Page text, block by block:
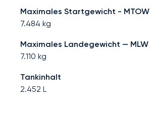
Maximales Startgewicht - MTOW
7.484 kg
Maximales Landegewicht — MLW
7.110 kg
Tankinhalt
2.452 L